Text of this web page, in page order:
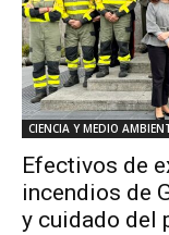
CIENCIA Y MEDIO
Efectivos de
incendios de
y cuidado del